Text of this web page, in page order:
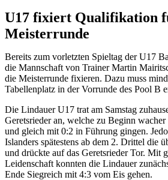
U17 fixiert Qualifikation
Meisterrunde
Bereits zum vorletzten Spieltag der U17
die Mannschaft von Trainer Martin
die Meisterrunde fixieren. Dazu muss
Tabellenplatz in der Vorrunde des Pool B
Die Lindauer U17 trat am Samstag
Geretsrieder an, welche zu Beginn
und gleich mit 0:2 in Führung gingen.
Islanders spätestens ab dem 2. Drittel die
und drückte auf das Geretsrieder Tor. Mit
Leidenschaft konnten die Lindauer
Ende Siegreich mit 4:3 vom Eis gehen.